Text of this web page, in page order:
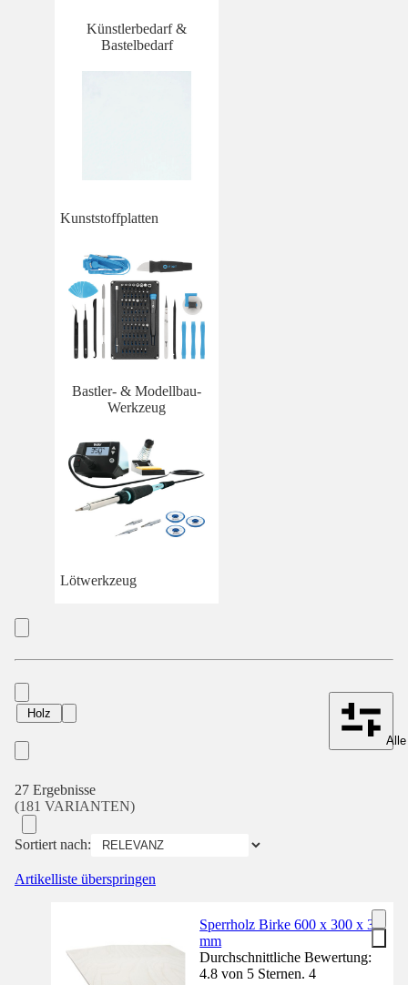
Künstlerbedarf &
Bastelbedarf
Kunststoffplatten
Bastler- & Modellbau-
Werkzeug
Lötwerkzeug
Holz
27 Ergebnisse
(181 VARIANTEN)
Sortiert nach:
Artikelliste überspringen
Sperrholz Birke 600 x 300 x 3
mm
Durchschnittliche Bewertung:
4.8 von 5 Sternen. 4